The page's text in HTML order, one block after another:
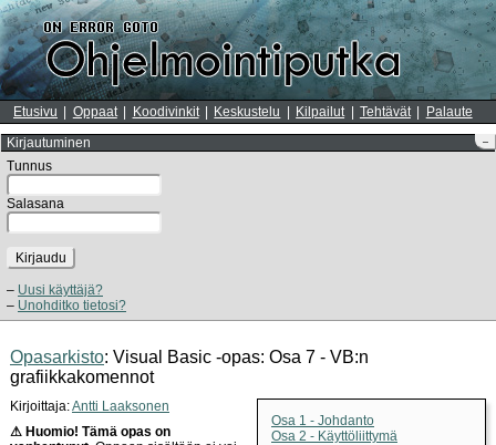
Etusivu Oppaat Koodivinkit Keskustelu Kilpailut Tehtävät Palaute
–
Kirjautuminen
Tunnus
Salasana
Kirjaudu
Uusi käyttäjä?
Unohditko tietosi?
Opasarkisto: Visual Basic -opas: Osa 7 - VB:n
grafiikkakomennot
Osa 1 - Johdanto
Osa 2 - Käyttöliittymä
Kirjoittaja:Antti Laaksonen
⚠ Huomio! Tämä opas on